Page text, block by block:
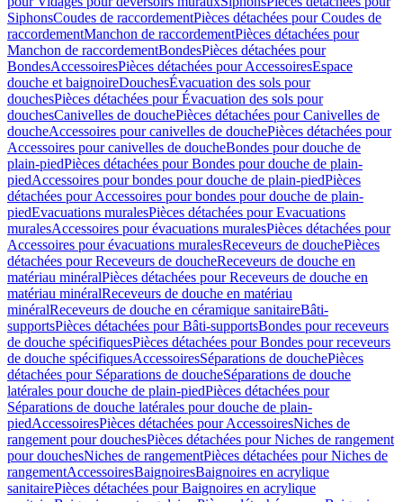
SiphonsCoudes de raccordementPièces détachées pour Coudes de
raccordementManchon de raccordementPièces détachées pour
Manchon de raccordementBondesPièces détachées pour
BondesAccessoiresPièces détachées pour AccessoiresEspace
douche et baignoireDouchesÉvacuation des sols pour
douchesPièces détachées pour Évacuation des sols pour
douchesCanivelles de douchePièces détachées pour Canivelles de
doucheAccessoires pour canivelles de douchePièces détachées pour
Accessoires pour canivelles de doucheBondes pour douche de
plain-piedPièces détachées pour Bondes pour douche de plain-
piedAccessoires pour bondes pour douche de plain-piedPièces
détachées pour Accessoires pour bondes pour douche de plain-
piedEvacuations muralesPièces détachées pour Evacuations
muralesAccessoires pour évacuations muralesPièces détachées pour
Accessoires pour évacuations muralesReceveurs de douchePièces
détachées pour Receveurs de doucheReceveurs de douche en
matériau minéralPièces détachées pour Receveurs de douche en
matériau minéralReceveurs de douche en matériau
minéralReceveurs de douche en céramique sanitaireBâti-
supportsPièces détachées pour Bâti-supportsBondes pour receveurs
de douche spécifiquesPièces détachées pour Bondes pour receveurs
de douche spécifiquesAccessoiresSéparations de douchePièces
détachées pour Séparations de doucheSéparations de douche
latérales pour douche de plain-piedPièces détachées pour
Séparations de douche latérales pour douche de plain-
piedAccessoiresPièces détachées pour AccessoiresNiches de
rangement pour douchesPièces détachées pour Niches de rangement
pour douchesNiches de rangementPièces détachées pour Niches de
rangementAccessoiresBaignoiresBaignoires en acrylique
sanitairePièces détachées pour Baignoires en acrylique